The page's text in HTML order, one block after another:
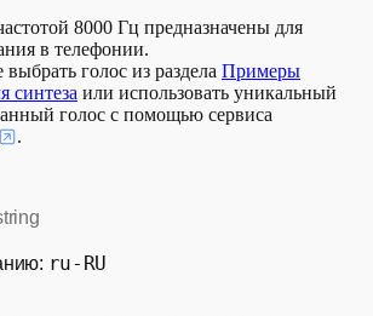
8000 Гц предназначены для
в телефонии.
голос из раздела Примеры
синтеза или использовать уникальный
голос с помощью сервиса
.
ru-RU